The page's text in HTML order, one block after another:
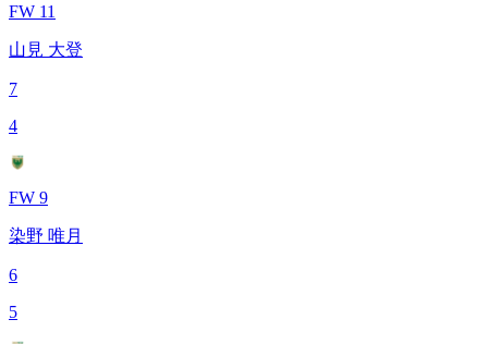
FW 11
山見 大登
7
4
FW 9
染野 唯月
6
5